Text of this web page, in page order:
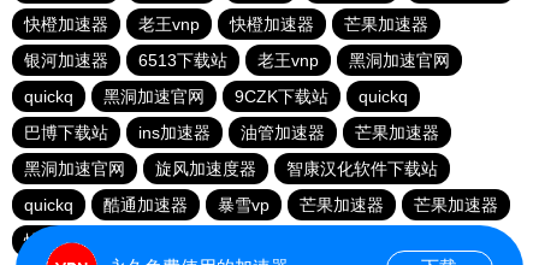
快橙加速器
老王vnp 快橙加速器
芒果加速器
银河加速器
6513下载站 老王vnp
黑洞加速官网
quickq
黑洞加速官网 9CZK下载站
quickq
巴博下载站
ins加速器 油管加速器
芒果加速器
黑洞加速官网
旋风加速度器
智康汉化软件下载站
quickq
酷通加速器 暴雪vp 芒果加速器
芒果加速器
快橙加速器